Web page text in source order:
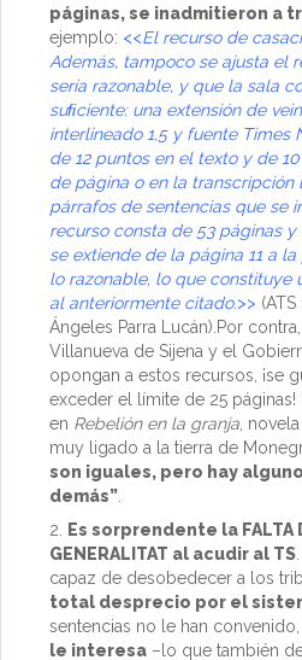
páginas, se inadmitieron a
ejemplo: <<El recurso de
Además, tampoco se ajusta el
sería razonable, y que la sala
suﬁciente: una extensión de
interlineado 1,5 y fuente Times
de 12 puntos en el texto y de
de página o en la
párrafos de sentencias que se
recurso consta de 53 páginas
se extiende de la página 11 a
lo razonable, lo que constituye
al anteriormente citado.>>
Ángeles Parra Lucán).Por
Villanueva de Sijena y el
opongan a estos recursos, ¡se
exceder el límite de 25
en Rebelión en la granja,
muy ligado a la tierra de
son iguales, pero hay
demás”.
Es sorprendente la FALTA
GENERALITAT al acudir al TS
capaz de desobedecer a los
total desprecio por el
sentencias no le han convenido,
le interesa –lo que también